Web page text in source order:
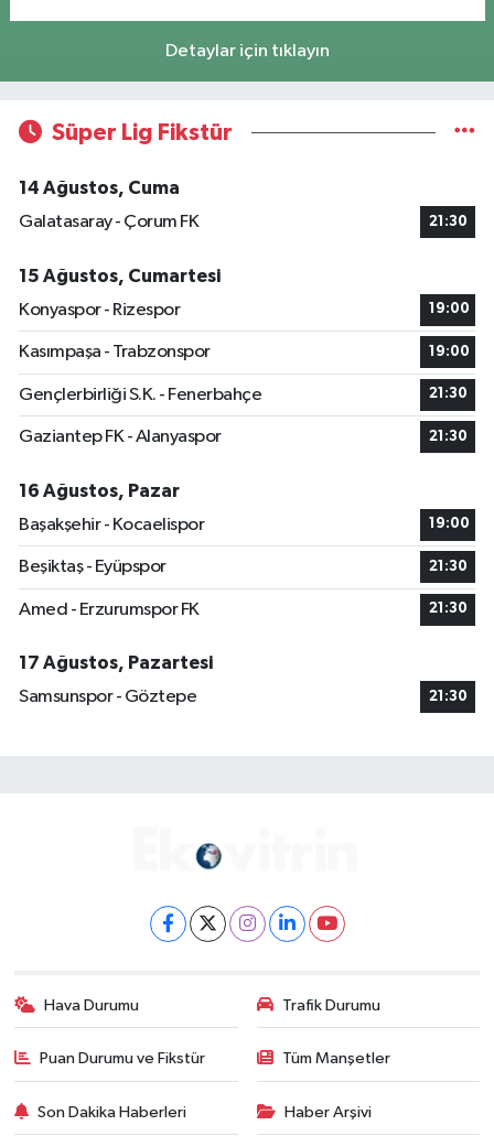
Detaylar için tıklayın
Süper Lig Fikstür
14 Ağustos, Cuma
Galatasaray - Çorum FK
21:30
15 Ağustos, Cumartesi
Konyaspor - Rizespor
19:00
Kasımpaşa - Trabzonspor 19:00
Gençlerbirliği S.K. - Fenerbahçe 21:30
Gaziantep FK - Alanyaspor 21:30
16 Ağustos, Pazar
Başakşehir - Kocaelispor
19:00
Beşiktaş - Eyüpspor 21:30
Amed - Erzurumspor FK 21:30
17 Ağustos, Pazartesi
Samsunspor - Göztepe
21:30
Hava Durumu Trafik Durumu
Puan Durumu ve Fikstür Tüm Manşetler
Son Dakika Haberleri Haber Arşivi